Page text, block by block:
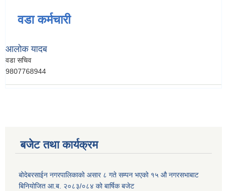
वडा कर्मचारी
आलोक यादब
वडा सचिव
9807768944
बजेट तथा कार्यक्रम
बोदेबरसाईन नगरपालिकाको असार ८ गते सम्पन भएको १५ ‍‍‍औ नगरसभाबाट
बिनियोजित आ.ब. २०८३/०८४ को बार्षिक बजेट